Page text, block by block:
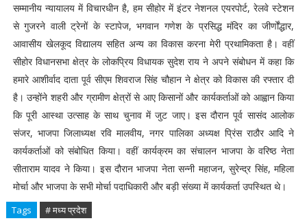
सम्मानीय न्यायालय में विचारधीन है, हम सीहोर में इंटर नेशनल एयरपोर्ट, रेलवे स्टेशन
से गुजरने वाली ट्रेनों के स्टापेज, भगवान गणेश के प्रसिद्ध मंदिर का जीर्णोंद्धार,
आवासीय खेलकूद विद्यालय सहित अन्य का विकास करना मेरी प्रथामिकता है। वहीं
सीहोर विधानसभा क्षेत्र के लोकप्रिय विधायक सुदेश राय ने अपने संबोधन में कहा कि
हमारे आशीर्वाद दाता पूर्व सीएम शिवराज सिंह चौहान ने क्षेत्र को विकास की रफ्तार दी
है। उन्होंने शहरी और ग्रामीण क्षेत्रों से आए किसानों और कार्यकर्ताओं को आह्वान किया
कि पूरी आस्था उत्साह के साथ चुनाव में जुट जाए। इस दौरान पूर्व सासंद आलोक
संजर, भाजपा जिलाध्यक्ष रवि मालवीय, नगर पालिका अध्यक्ष प्रिंस राठौर आदि ने
कार्यकर्ताओं को संबोधित किया। वहीं कार्यक्रम का संचालन भाजपा के वरिष्ठ नेता
सीताराम यादव ने किया। इस दौरान भाजपा नेता सन्नी महाजन, सुरेन्द्र सिंह, महिला
मोर्चा और भाजपा के सभी मोर्चा पदाधिकारी और बड़ी संख्या में कार्यकर्ता उपस्थित थे।
Tags # मध्य प्रदेश